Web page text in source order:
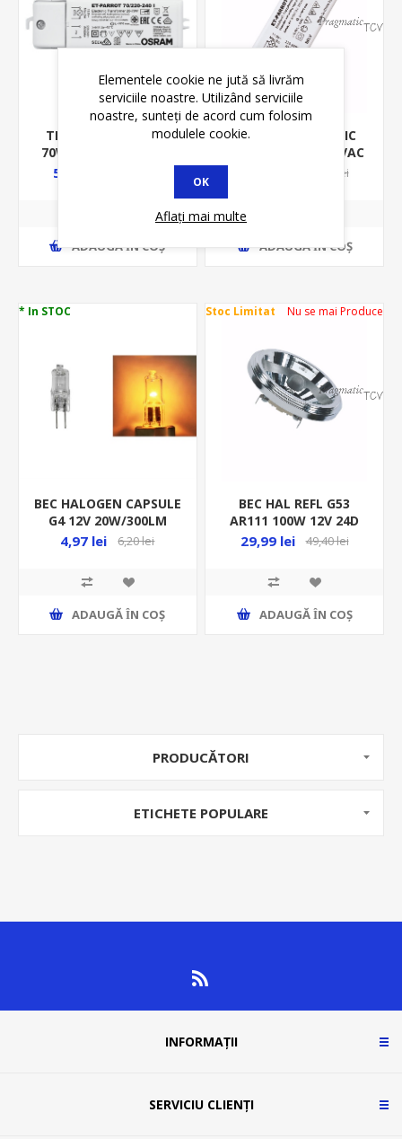
TRAFO ELECTRONIC
70W 240VAC/11.5VAC
56,63 lei
ADAUGĂ ȊN COŞ
TRAFO ELECTRONIC
105W 240VAC/11.5VAC
63,45 lei
ADAUGĂ ȊN COŞ
* In STOC
BEC HALOGEN CAPSULE
G4 12V 20W/300LM
BULB 14-00020 00-627
4,97 lei 6,20 lei
ADAUGĂ ȊN COŞ
Stoc Limitat Nu se mai Produce
BEC HAL REFL G53
AR111 100W 12V 24D
HALOSPOT
29,99 lei 49,40 lei
ADAUGĂ ȊN COŞ
PRODUCĂTORI
ETICHETE POPULARE
INFORMAȚII
SERVICIU CLIENȚI
Elementele cookie ne jută să livrăm
serviciile noastre. Utilizând serviciile
noastre, sunteți de acord cum folosim
modulele cookie.
OK
Aflați mai multe